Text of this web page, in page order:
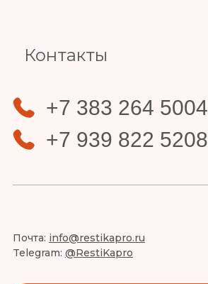
Контакты
+7 383 264 5004
+7 939 822 5208
Почта: info@restikapro.ru
Telegram: @RestiKapro